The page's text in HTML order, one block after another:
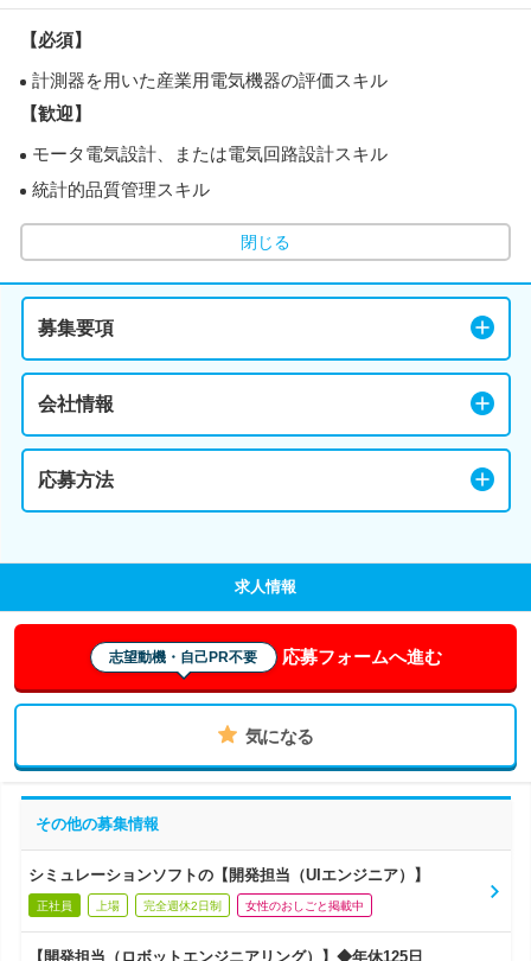
【必須】
計測器を用いた産業用電気機器の評価スキル
【歓迎】
モータ電気設計、または電気回路設計スキル
統計的品質管理スキル
閉じる
募集要項
会社情報
応募方法
求人情報
志望動機・自己PR不要 応募フォームへ進む
気になる
その他の募集情報
シミュレーションソフトの【開発担当（UIエンジニア）】
正社員 上場 完全週休2日制 女性のおしごと掲載中
【開発担当（ロボットエンジニアリング）】◆年休125日